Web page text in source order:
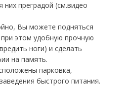
преградой (см.видео
Вы можете подняться
этом удобную прочную
ноги) и сделать
на память.
парковка,
быстрого питания.